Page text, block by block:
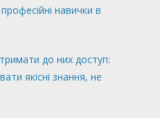
навички в
до них доступ:
якісні знання, не